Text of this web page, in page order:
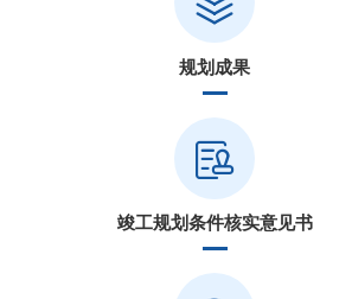
规划成果
竣工规划条件核实意见书